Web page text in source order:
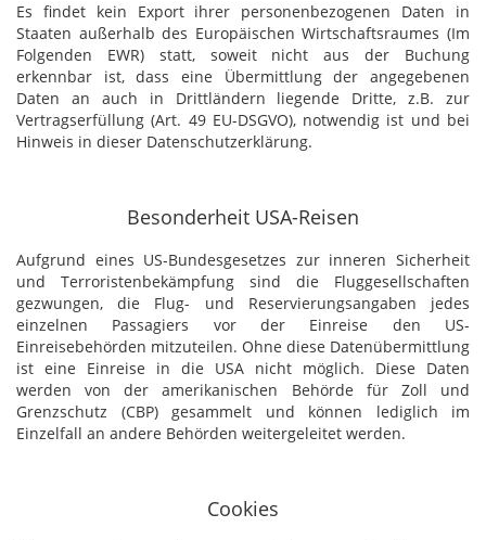
Es findet kein Export ihrer personenbezogenen Daten in
Staaten außerhalb des Europäischen Wirtschaftsraumes (Im
Folgenden EWR) statt, soweit nicht aus der Buchung
erkennbar ist, dass eine Übermittlung der angegebenen
Daten an auch in Drittländern liegende Dritte, z.B. zur
Vertragserfüllung (Art. 49 EU-DSGVO), notwendig ist und bei
Hinweis in dieser Datenschutzerklärung.
Besonderheit USA-Reisen
Aufgrund eines US-Bundesgesetzes zur inneren Sicherheit
und Terroristenbekämpfung sind die Fluggesellschaften
gezwungen, die Flug- und Reservierungsangaben jedes
einzelnen Passagiers vor der Einreise den US-
Einreisebehörden mitzuteilen. Ohne diese Datenübermittlung
ist eine Einreise in die USA nicht möglich. Diese Daten
werden von der amerikanischen Behörde für Zoll und
Grenzschutz (CBP) gesammelt und können lediglich im
Einzelfall an andere Behörden weitergeleitet werden.
Cookies